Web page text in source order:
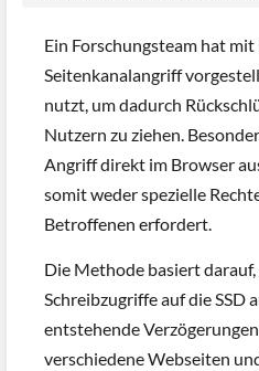
Ein Forschungsteam hat
Seitenkanalangriff
nutzt, um dadurch
Nutzern zu ziehen.
Angriff direkt im Browser
somit weder spezielle
Betroffenen erfordert.
Die Methode basiert darauf,
Schreibzugriffe auf die SSD
entstehende
verschiedene Webseiten